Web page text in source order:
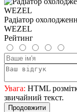
Радіатор
WEZEL
Рейтинг
Увага: HTML
звичайний текст.
Продовжити